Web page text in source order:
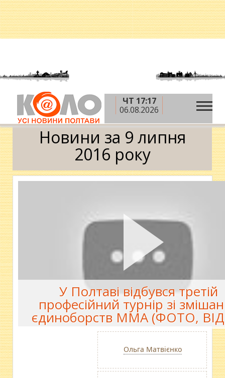
ЧТ 17:17
06.08.2026
Головна » 2016 рік » липень » 9 липня
Календар
Новини за 9 липня
2016 року
У Полтаві відбувся третій
професійний турнір зі
єдиноборств ММА (ФОТО,
Ольга Матвієнко